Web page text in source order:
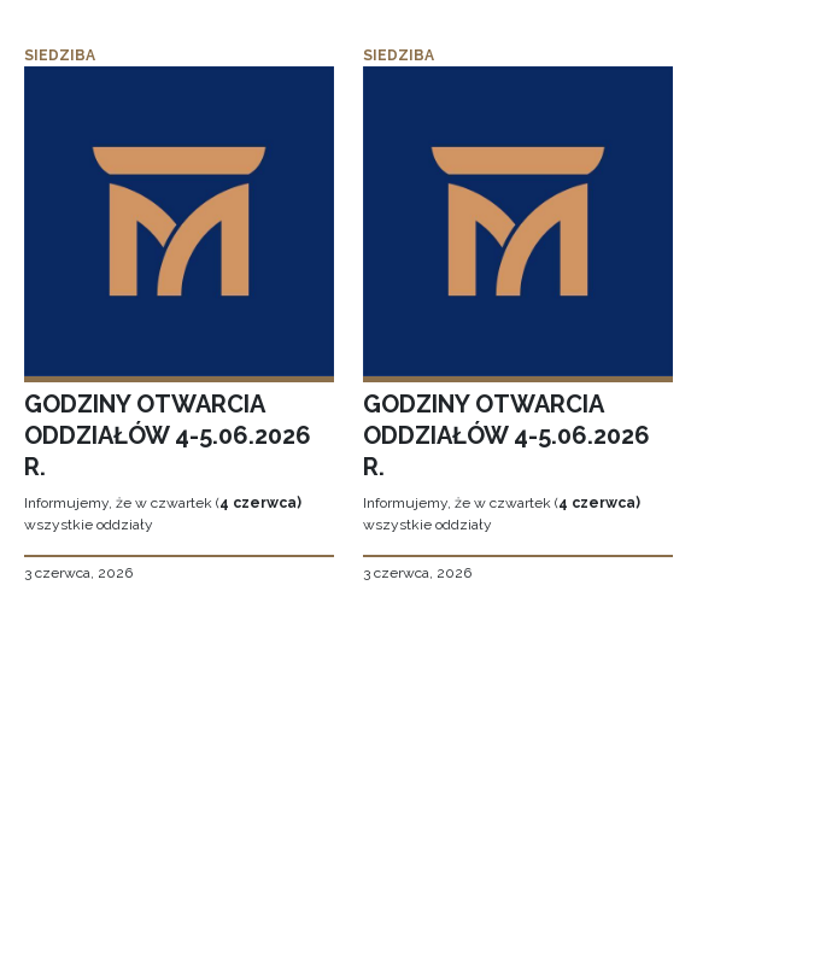
SIEDZIBA
GODZINY OTWARCIA
ODDZIAŁÓW 4-5.06.2026
R.
Informujemy, że w czwartek (4 czerwca)
wszystkie oddziały
3 czerwca, 2026
SIEDZIBA
GODZINY OTWARCIA
ODDZIAŁÓW 4-5.06.2026
R.
Informujemy, że w czwartek (4 czerwca)
wszystkie oddziały
3 czerwca, 2026